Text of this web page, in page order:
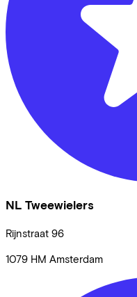
NL Tweewielers
Rijnstraat 96
1079 HM Amsterdam